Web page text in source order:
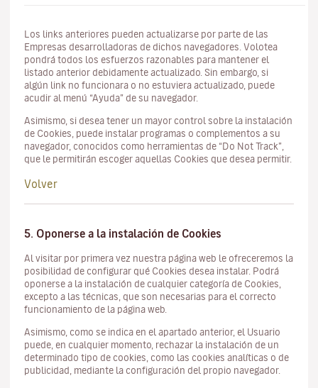
Los links anteriores pueden actualizarse por parte de las
Empresas desarrolladoras de dichos navegadores. Volotea
pondrá todos los esfuerzos razonables para mantener el
listado anterior debidamente actualizado. Sin embargo, si
algún link no funcionara o no estuviera actualizado, puede
acudir al menú “Ayuda” de su navegador.
Asimismo, si desea tener un mayor control sobre la instalación
de Cookies, puede instalar programas o complementos a su
navegador, conocidos como herramientas de “Do Not Track”,
que le permitirán escoger aquellas Cookies que desea permitir.
Volver
5. Oponerse a la instalación de Cookies
Al visitar por primera vez nuestra página web le ofreceremos la
posibilidad de configurar qué Cookies desea instalar. Podrá
oponerse a la instalación de cualquier categoría de Cookies,
excepto a las técnicas, que son necesarias para el correcto
funcionamiento de la página web.
Asimismo, como se indica en el apartado anterior, el Usuario
puede, en cualquier momento, rechazar la instalación de un
determinado tipo de cookies, como las cookies analíticas o de
publicidad, mediante la configuración del propio navegador.